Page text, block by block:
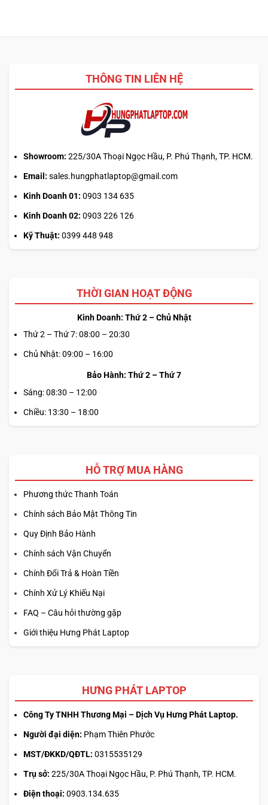
THÔNG TIN LIÊN HỆ
Showroom: 225/30A Thoại Ngọc Hầu, P. Phú Thạnh, TP. HCM.
Email: sales.hungphatlaptop@gmail.com
Kinh Doanh 01: 0903 134 635
Kinh Doanh 02: 0903 226 126
Kỹ Thuật: 0399 448 948
THỜI GIAN HOẠT ĐỘNG
Kinh Doanh: Thứ 2 – Chủ Nhật
Thứ 2 – Thứ 7: 08:00 – 20:30
Chủ Nhật: 09:00 – 16:00
Bảo Hành: Thứ 2 – Thứ 7
Sáng: 08:30 – 12:00
Chiều: 13:30 – 18:00
HỖ TRỢ MUA HÀNG
Phương thức Thanh Toán
Chính sách Bảo Mật Thông Tin
Quy Định Bảo Hành
Chính sách Vận Chuyển
Chính Đổi Trả & Hoàn Tiền
Chính Xử Lý Khiếu Nại
FAQ – Câu hỏi thường gặp
Giới thiệu Hưng Phát Laptop
HƯNG PHÁT LAPTOP
Công Ty TNHH Thương Mại – Dịch Vụ Hưng Phát Laptop.
Người đại diện: Phạm Thiên Phước
MST/ĐKKD/QĐTL: 0315535129
Trụ sở: 225/30A Thoại Ngọc Hầu, P. Phú Thạnh, TP. HCM.
Điện thoại: 0903.134.635